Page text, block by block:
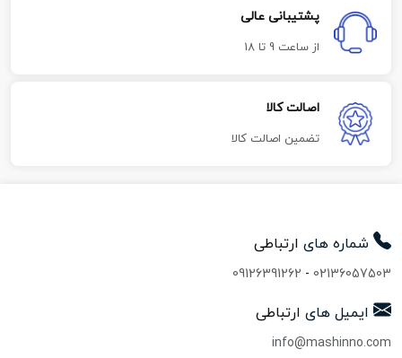
پشتیبانی عالی
از ساعت 9 تا 18
اصالت کالا
تضمین اصالت کالا
شماره های ارتباطی
02136057503
-
09126391262
ایمیل های ارتباطی
info@mashinno.com